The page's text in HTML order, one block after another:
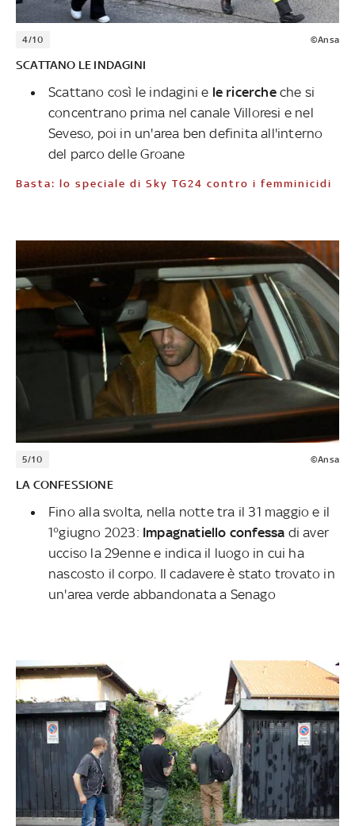
4/10 ©Ansa
SCATTANO LE INDAGINI
Scattano così le indagini e le ricercheche si
concentrano prima nel canale Villoresi e nel
Seveso, poi in un'area ben definita all'interno
del parco delle Groane
Basta: lo speciale di Sky TG24 contro i femminicidi
5/10 ©Ansa
LA CONFESSIONE
Fino alla svolta, nella notte tra il 31 maggio e il
1°giugno 2023: Impagnatiello confessa di aver
ucciso la 29enne e indica il luogo in cui ha
nascosto il corpo. Il cadavere è stato trovato in
un'area verde abbandonata a Senago